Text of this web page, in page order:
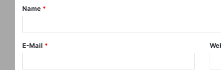
Name *
E-Mail *